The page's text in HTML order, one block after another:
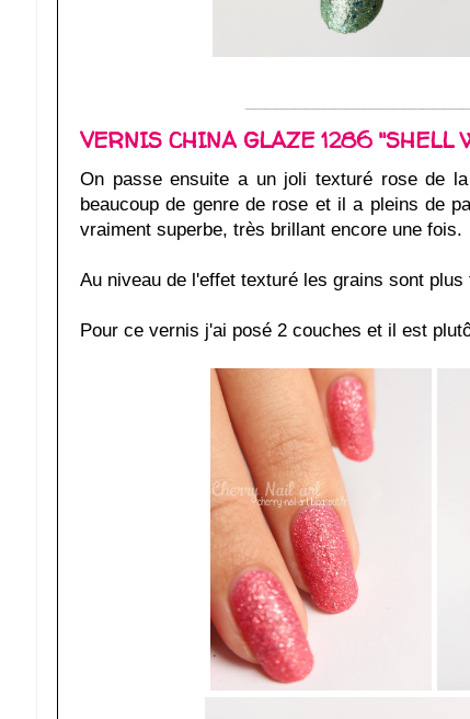
VERNIS CHINA GLAZE 1286 "SHELL
On passe ensuite a un joli texturé rose de
beaucoup de genre de rose et il a pleins de
vraiment superbe, très brillant encore une fois.
Au niveau de l'effet texturé les grains sont
Pour ce vernis j'ai posé 2 couches et il est